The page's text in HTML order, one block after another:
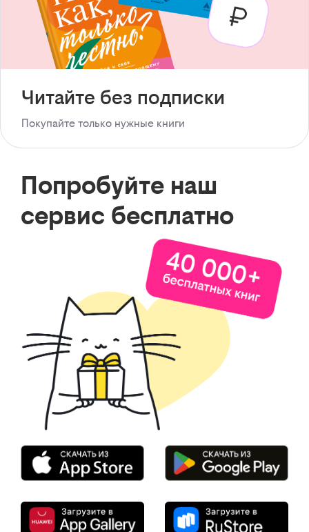
Читайте без подписки
Покупайте только нужные книги
Попробуйте наш
сервис бесплатно